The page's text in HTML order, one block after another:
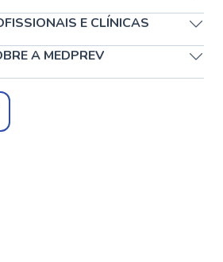
E CLÍNICAS
A MEDPREV